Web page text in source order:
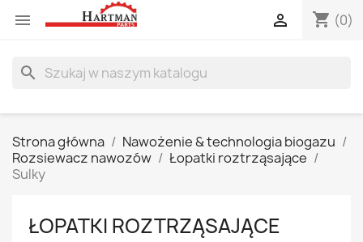
 shopping_cart (0)

search
Strona główna
Nawożenie & technologia biogazu
Rozsiewacz nawozów
Łopatki roztrząsające
Sulky
ŁOPATKI ROZTRZĄSAJĄCE